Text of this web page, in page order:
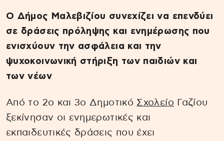
Ο Δήμος Μαλεβιζίου συνεχίζει να επενδύει
σε δράσεις πρόληψης και ενημέρωσης που
ενισχύουν την ασφάλεια και την
ψυχοκοινωνική στήριξη των παιδιών και
των νέων
Από το 2ο και 3ο Δημοτικό Σχολείο Γαζίου
ξεκίνησαν οι ενημερωτικές και
εκπαιδευτικές δράσεις που έχει